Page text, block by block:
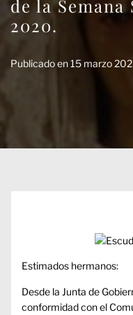
de la
2020.
Publicado en15 marzo
Estimados hermanos:
Desde la Junta de
conformidad con el